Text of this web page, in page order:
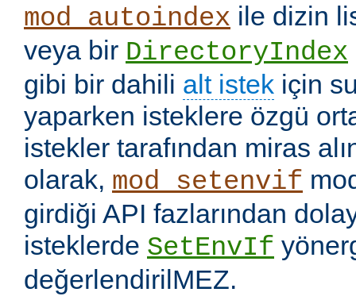
mod_autoindex ile dizin
veya bir DirectoryIndex
gibi bir dahili alt istek için
yaparken isteklere özgü
istekler tarafından miras
olarak, mod_setenvif
girdiği API fazlarından
isteklerde SetEnvIf
değerlendirilMEZ.